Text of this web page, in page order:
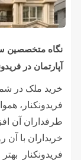
نگاه متخصصین
آپارتمان در
خرید ملک در
فریدونکنار،
طرفداران آن
خریداران با آن
فریدونکنار